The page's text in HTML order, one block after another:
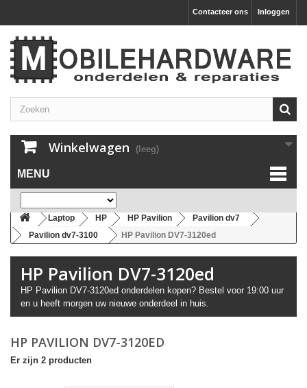
Inloggen
Contacteer ons
Winkelwagen (leeg)
MENU
Laptop HP HP Pavilion
Pavilion dv7
Pavilion dv7-3100
HP Pavilion DV7-3120ed
HP Pavilion DV7-3120ed
HP Pavilion DV7-3120ed onderdelen kopen? Bestel voor 19:00 uur
en u heeft morgen uw nieuwe onderdeel in huis.
HP PAVILION DV7-3120ED
Er zijn 2 producten